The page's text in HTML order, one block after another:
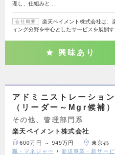
理し、仕組みと…
会社概要
楽天ペイメント株式会社は、
ィング分野を中心としたサービスを展開
興味あり
アドミニストレーショ
（リーダー～Mgr候補）
その他、管理部門系
楽天ペイメント株式会社
600万円 ～ 949万円 東京都
職・マネジャー
新規事業・新サービ